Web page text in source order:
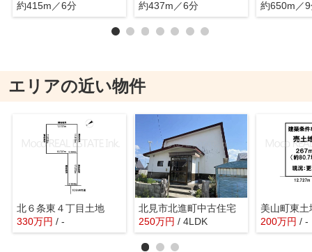
約415m／6分
約437m／6分
約650m／
エリアの近い物件
北６条東４丁目土地
330万円 / -
北見市北進町中古住宅
250万円 / 4LDK
美山町東土
200万円 / -